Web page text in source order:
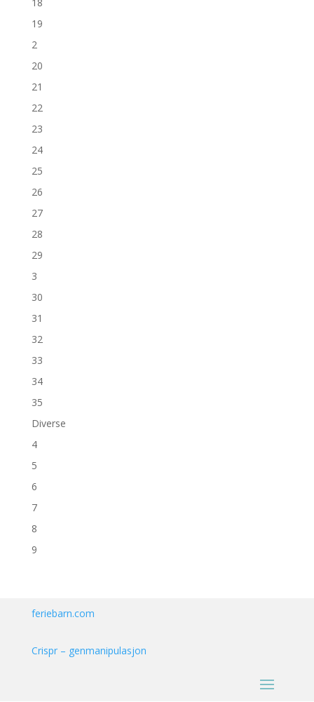
18
19
2
20
21
22
23
24
25
26
27
28
29
3
30
31
32
33
34
35
Diverse
4
5
6
7
8
9
feriebarn.com
Crispr – genmanipulasjon